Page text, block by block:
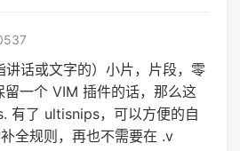
话或文字的）小片，片段，零
留一个 VIM 插件的话，那么这
有了 ultisnips，可以方便的自
全规则，再也不需要在 .v